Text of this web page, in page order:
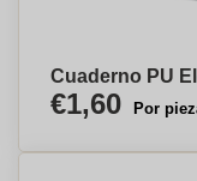
Cuaderno PU
€1,60 Por